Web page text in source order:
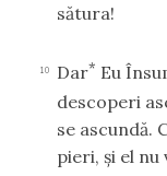
sătura!
10 Dar* Eu
descoperi
se ascundă.
pieri, şi el nu